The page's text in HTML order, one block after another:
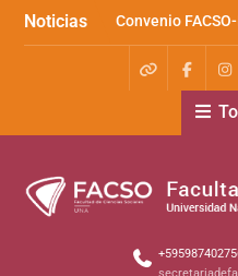
Noticias
Convenio FACSO-
Cántaro
Kera yvoty en
Convenio